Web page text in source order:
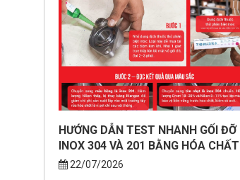
HƯỚNG DẪN TEST NHANH GỐI ĐỠ
INOX 304 VÀ 201 BẰNG HÓA CHẤT
THỬ
22/07/2026